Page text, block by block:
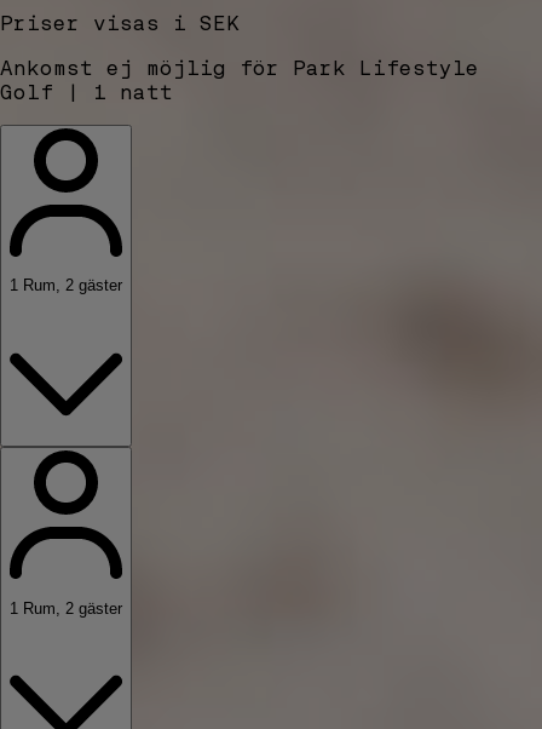
Priser visas i SEK
Ankomst ej möjlig för Park Lifestyle
Golf | 1 natt
1 Rum, 2 gäster
1 Rum 2 gäster